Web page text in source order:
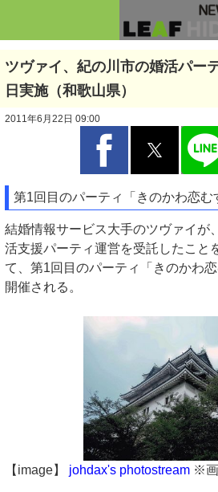
ツヴァイ、紀の川市の婚活パー
日実施（和歌山県）
2011年6月22日 09:00
第1回目のパーティ「きのかわ恋む
結婚情報サービス大手のツヴァイが
活支援パーティ運営を受託したこと
て、第1回目のパーティ「きのかわ
開催される。
【image】 johdax's photostream ※画